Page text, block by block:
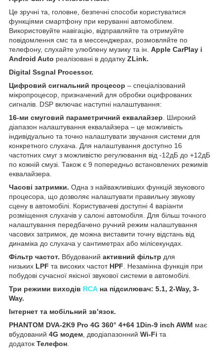
Це зручні та, головне, безпечні способи користуватися
функціями смартфону при керуванні автомобілем.
Використовуйте навігацію, відправляйте та отримуйте
повідомлення смс та в мессенджерах, розмовляйте по
телефону, слухайте улюблену музику та ін. Apple CarPlay і
Android Auto реалізовані в додатку ZLink.
Digital Ssgnal Processor.
Цифровий сигнальний процесор – спеціалізований
мікропроцесор, призначений для обробки оцифрованих
сигналів. DSP включає наступні налаштування:
16-ми смуговий параметричний еквалайзер . Широкий
діапазон налаштування еквалайзера – це можливість
індивідуально та точно налаштувати звучання системи для
конкретного слухача. Для налаштування доступно 16
частотних смуг з можливістю регулювання від -12дБ до +12дБ
по кожній смузі. Також є 9 попередньо встановлених режимів
еквалайзера.
Часові затримки. Одна з найважливіших функцій звукового
процесора, що дозволяє налаштувати правильну звукову
сцену в автомобілі. Користувачеві доступні 4 варіанти
розміщення слухачів у салоні автомобіля. Для більш точного
налаштування передбачено ручний режим налаштування
часових затримок, де можна виставити точну відстань від
динаміка до слухача у сантиметрах або мілісекундах.
Фільтр частот. Вбудований активний фільтр для
низьких LPF та високих частот HPF . Незамінна функція при
побудові сучасної якісної звукової системи в автомобілі.
Три режими виходів RCA на підсилювач: 5.1, 2-Way, 3-
Way.
Інтернет та мобільний зв’язок.
PHANTOM DVA-2K9 Pro 4G 360° 4+64 1Din-9 inch AWM має
вбудований 4G модем , дводіапазонний Wi-Fi та
додаток Телефон